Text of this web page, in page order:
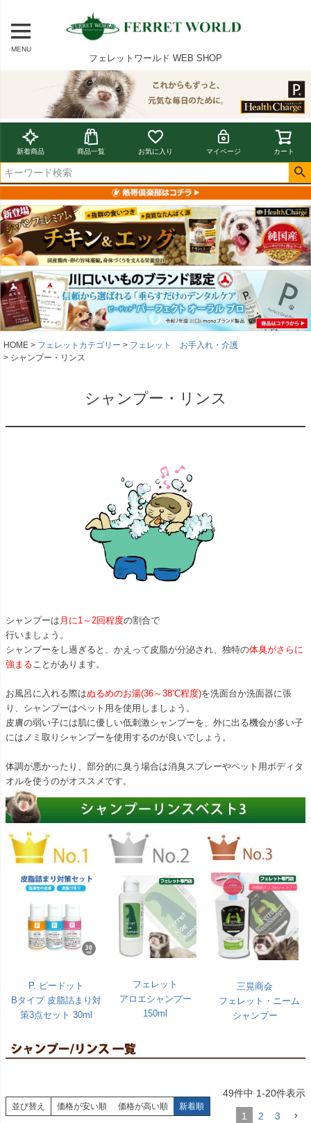
MENU
フェレットワールド WEB SHOP
新着商品 商品一覧 お気に入り マイページ カート
HOME フェレットカテゴリー
フェレット お手入れ・介護
シャンプー・リンス
シャンプー・リンス
シャンプーは 月に1～2回程度の割合で
行いましょう。
シャンプーをし過ぎると、かえって皮脂が分泌され、独特の体臭がさらに
強まる ことがあります。
お風呂に入れる際はぬるめのお湯(36～38℃程度)を洗面台か洗面器に張
り、シャンプーはペット用を使用しましょう。
皮膚の弱い子には肌に優しい低刺激シャンプーを、外に出る機会が多い子
にはノミ取りシャンプーを使用するのが良いでしょう。
体調が悪かったり、部分的に臭う場合は消臭スプレーやペット用ボディタ
オルを使うのがオススメです。
P. ピードット
Bタイプ 皮脂詰まり対
策3点セット 30ml
フェレット
アロエシャンプー
150ml
三晃商会
フェレット・ニーム
シャンプー
並び替え 価格が安い順 価格が高い順 新着順
49件中 1-20件表示
1 2 3